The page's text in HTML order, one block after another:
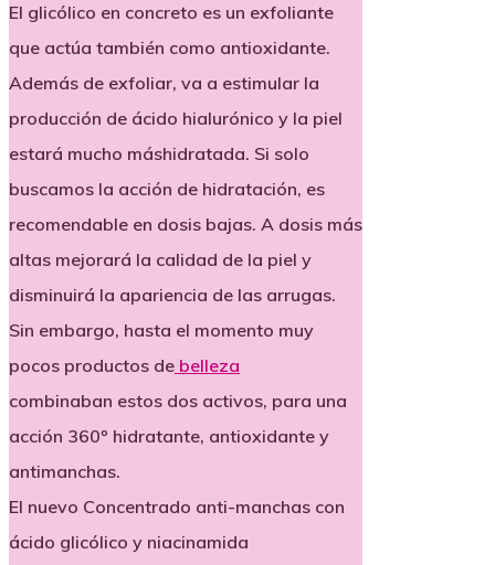
El glicólico en concreto es un exfoliante
que actúa también como antioxidante.
Además de exfoliar, va a estimular la
producción de ácido hialurónico y la piel
estará mucho máshidratada. Si solo
buscamos la acción de hidratación, es
recomendable en dosis bajas. A dosis más
altas mejorará la calidad de la piel y
disminuirá la apariencia de las arrugas.
Sin embargo, hasta el momento muy
pocos productos de belleza
combinaban estos dos activos, para una
acción 360º hidratante, antioxidante y
antimanchas.
El nuevo Concentrado anti-manchas con
ácido glicólico y niacinamida